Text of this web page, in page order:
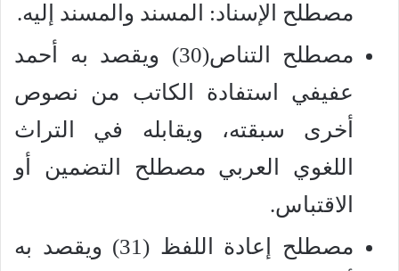
مصطلح الإسناد: المسند والمسند إليه.
مصطلح التناص(30) ويقصد به أحمد
عفيفي استفادة الكاتب من نصوص
أخرى سبقته، ويقابله في التراث
اللغوي العربي مصطلح التضمين أو
الاقتباس.
مصطلح إعادة اللفظ (31) ويقصد به